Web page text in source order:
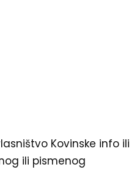
Kovinske info ili
ili pismenog